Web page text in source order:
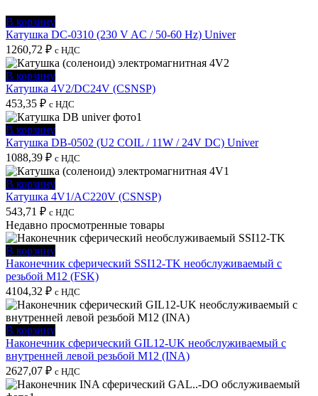
В корзину
Катушка DC-0310 (230 V AC / 50-60 Hz) Univer
1260,72 ₽ с НДС
В корзину
Катушка 4V2/DC24V (CSNSP)
453,35 ₽ с НДС
В корзину
Катушка DB-0502 (U2 COIL / 11W / 24V DC) Univer
1088,39 ₽ с НДС
В корзину
Катушка 4V1/AC220V (CSNSP)
543,71 ₽ с НДС
Недавно просмотренные товары
В корзину
Наконечник сферический SSI12-TK необслуживаемый с
резьбой M12 (FSK)
4104,32 ₽ с НДС
В корзину
Наконечник сферический GIL12-UK необслуживаемый с
внутренней левой резьбой M12 (INA)
2627,07 ₽ с НДС